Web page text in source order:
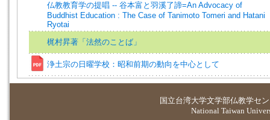
仏教教育学の提唱 -- 谷本富と羽溪了諦=An Advocacy of
Buddhist Education : The Case of Tanimoto Tomeri and Hatani
Ryotai
梶村昇著「法然のことば」
浄土宗の日曜学校：昭和前期の動向を中心として
国立台湾大学文学部仏教学セ
National Taiwan